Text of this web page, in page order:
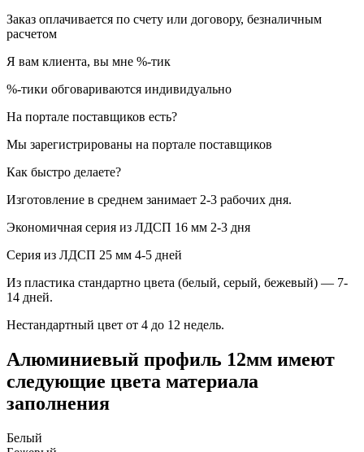
Заказ оплачивается по счету или договору, безналичным
расчетом
Я вам клиента, вы мне %-тик
%-тики обговариваются индивидуально
На портале поставщиков есть?
Мы зарегистрированы на портале поставщиков
Как быстро делаете?
Изготовление в среднем занимает 2-3 рабочих дня.
Экономичная серия из ЛДСП 16 мм 2-3 дня
Серия из ЛДСП 25 мм 4-5 дней
Из пластика стандартно цвета (белый, серый, бежевый) — 7-
14 дней.
Нестандартный цвет от 4 до 12 недель.
Алюминиевый профиль 12мм имеют
следующие цвета материала
заполнения
Белый